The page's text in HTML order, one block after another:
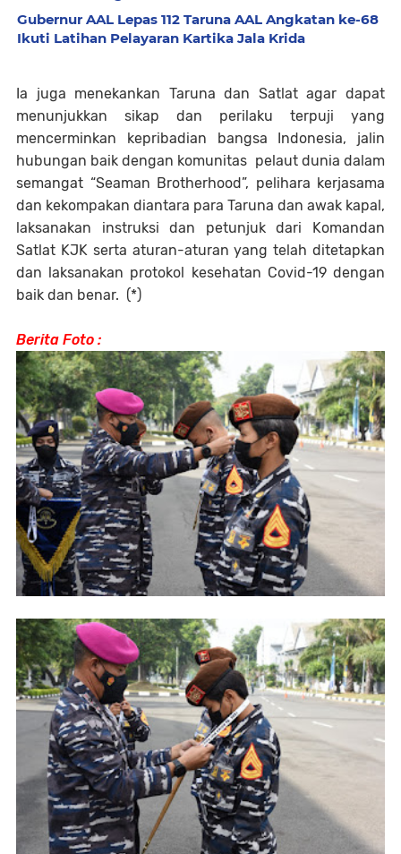
Gubernur AAL Lepas 112 Taruna AAL Angkatan ke-68
Ikuti Latihan Pelayaran Kartika Jala Krida
Ia juga menekankan Taruna dan Satlat agar dapat
menunjukkan sikap dan perilaku terpuji yang
mencerminkan kepribadian bangsa Indonesia, jalin
hubungan baik dengan komunitas pelaut dunia dalam
semangat “Seaman Brotherhood”, pelihara kerjasama
dan kekompakan diantara para Taruna dan awak kapal,
laksanakan instruksi dan petunjuk dari Komandan
Satlat KJK serta aturan-aturan yang telah ditetapkan
dan laksanakan protokol kesehatan Covid-19 dengan
baik dan benar. (*)
Berita Foto :